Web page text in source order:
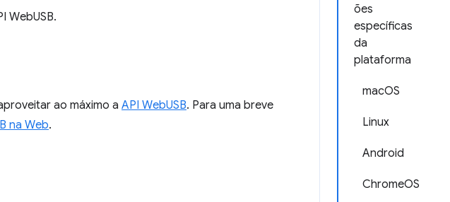
ões
específicas
da
plataforma
macOS
Linux
Android
ChromeOS
WebUSB.
ao máximo a API WebUSB. Para uma breve
na Web.